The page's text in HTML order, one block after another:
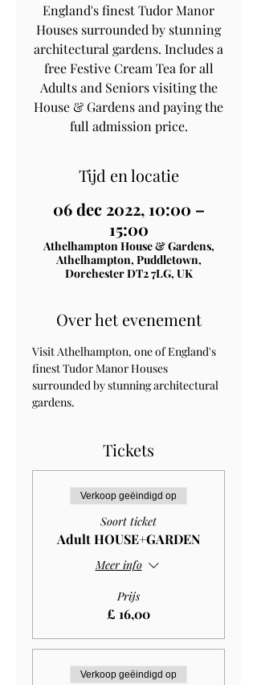
England's finest Tudor Manor
Houses surrounded by stunning
architectural gardens. Includes a
free Festive Cream Tea for all
Adults and Seniors visiting the
House & Gardens and paying the
full admission price.
Tijd en locatie
06 dec 2022, 10:00 –
15:00
Athelhampton House & Gardens,
Athelhampton, Puddletown,
Dorchester DT2 7LG, UK
Over het evenement
Visit Athelhampton, one of England's
finest Tudor Manor Houses
surrounded by stunning architectural
gardens.
Tickets
Verkoop geëindigd op
Soort ticket
Adult HOUSE+GARDEN
Meer info
Prijs
£ 16,00
Verkoop geëindigd op